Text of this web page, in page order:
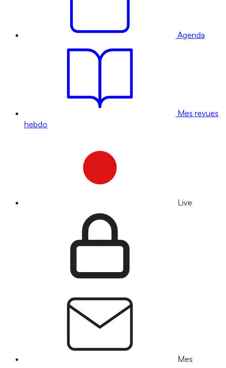
Agenda
Mes revues
hebdo
Live
Mes